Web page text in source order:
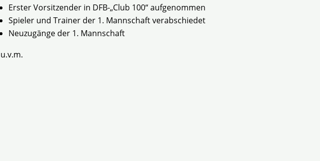
Erster Vorsitzender in DFB-„Club 100“ aufgenommen
Spieler und Trainer der 1. Mannschaft verabschiedet
Neuzugänge der 1. Mannschaft
u.v.m.